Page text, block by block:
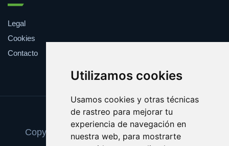
Utilizamos cookies
Usamos cookies y otras técnicas
de rastreo para mejorar tu
experiencia de navegación en
nuestra web, para mostrarte
Legal
Cookies
Contacto
Update cookies preferences
Copyright © 2025 academiademodelos.com